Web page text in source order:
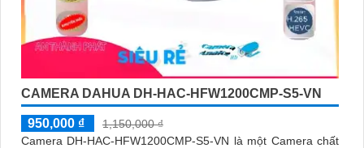
CAMERA DAHUA DH-HAC-HFW1200CMP-S5-VN
950,000 ₫
1,150,000 ₫
Camera DH-HAC-HFW1200CMP-S5-VN là một Camera chất